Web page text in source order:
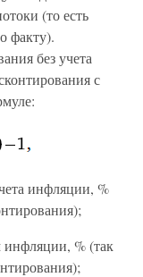
(то есть
факту).
без учета
с
инфляции, %
инфляции, % (так